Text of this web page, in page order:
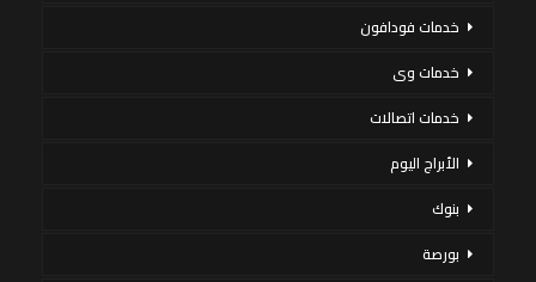
خدمات فودافون
خدمات وى
خدمات اتصالات
الأبراج اليوم
بنوك
بورصة